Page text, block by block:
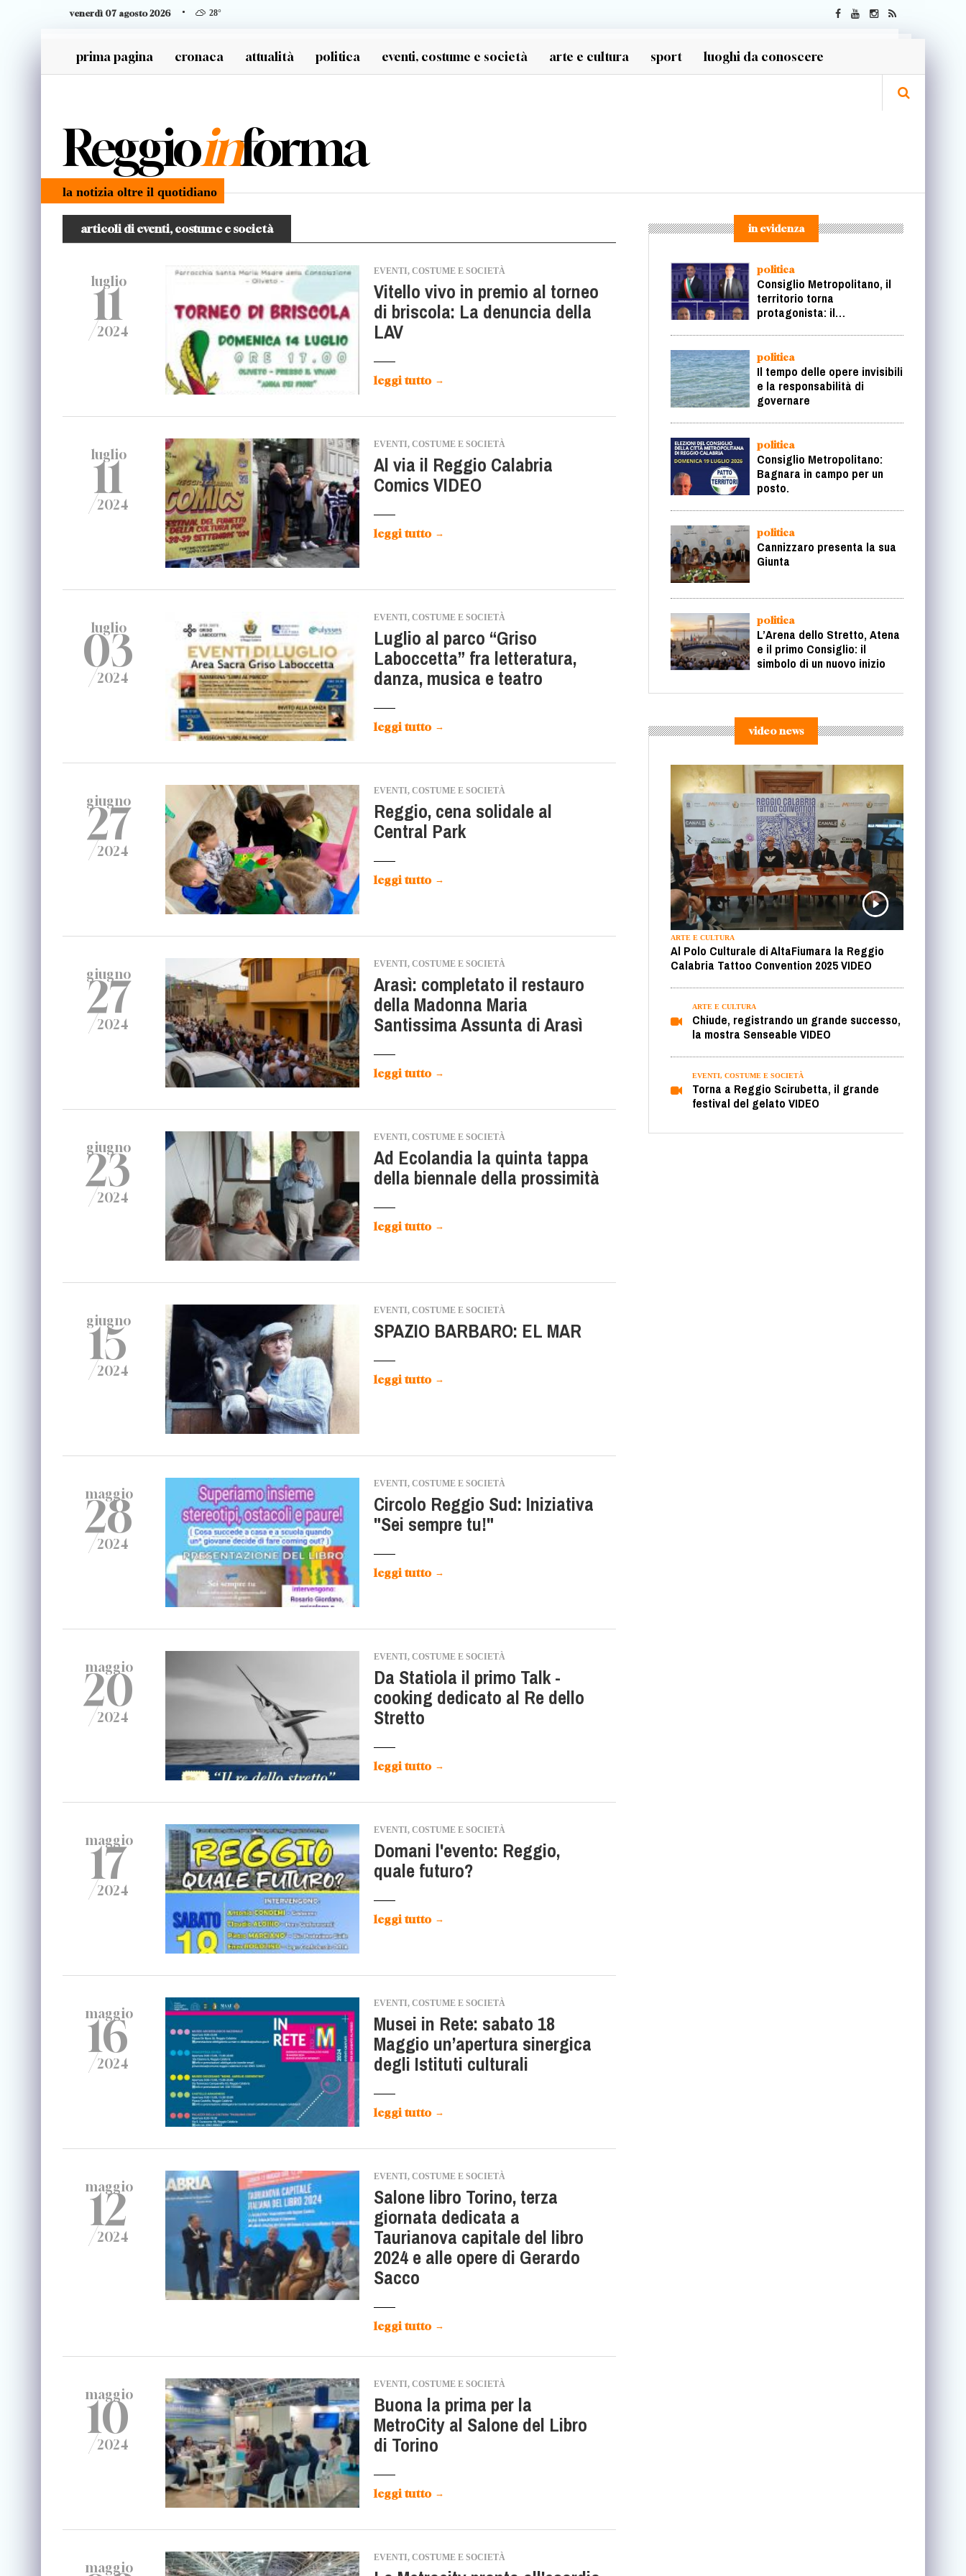
venerdì 07 agosto 2026 28°
prima pagina cronaca attualità politica eventi, costume e società arte e cultura sport luoghi da conoscere
Reggioinforma
la notizia oltre il quotidiano
articoli di eventi, costume e società
luglio
11
/2024
EVENTI, COSTUME E SOCIETÀ
Vitello vivo in premio al torneo
di briscola: La denuncia della
LAV
leggi tutto →
luglio
11
/2024
EVENTI, COSTUME E SOCIETÀ
Al via il Reggio Calabria
Comics VIDEO
leggi tutto →
luglio
03
/2024
EVENTI, COSTUME E SOCIETÀ
Luglio al parco “Griso
Laboccetta” fra letteratura,
danza, musica e teatro
leggi tutto →
giugno
27
/2024
EVENTI, COSTUME E SOCIETÀ
Reggio, cena solidale al
Central Park
leggi tutto →
giugno
27
/2024
EVENTI, COSTUME E SOCIETÀ
Arasì: completato il restauro
della Madonna Maria
Santissima Assunta di Arasì
leggi tutto →
giugno
23
/2024
EVENTI, COSTUME E SOCIETÀ
Ad Ecolandia la quinta tappa
della biennale della prossimità
leggi tutto →
giugno
15
/2024
EVENTI, COSTUME E SOCIETÀ
SPAZIO BARBARO: EL MAR
leggi tutto →
maggio
28
/2024
EVENTI, COSTUME E SOCIETÀ
Circolo Reggio Sud: Iniziativa
"Sei sempre tu!"
leggi tutto →
maggio
20
/2024
EVENTI, COSTUME E SOCIETÀ
Da Statiola il primo Talk -
cooking dedicato al Re dello
Stretto
leggi tutto →
maggio
17
/2024
EVENTI, COSTUME E SOCIETÀ
Domani l'evento: Reggio,
quale futuro?
leggi tutto →
maggio
16
/2024
EVENTI, COSTUME E SOCIETÀ
Musei in Rete: sabato 18
Maggio un’apertura sinergica
degli Istituti culturali
leggi tutto →
maggio
12
/2024
EVENTI, COSTUME E SOCIETÀ
Salone libro Torino, terza
giornata dedicata a
Taurianova capitale del libro
2024 e alle opere di Gerardo
Sacco
leggi tutto →
maggio
10
/2024
EVENTI, COSTUME E SOCIETÀ
Buona la prima per la
MetroCity al Salone del Libro
di Torino
leggi tutto →
maggio
EVENTI, COSTUME E SOCIETÀ
in evidenza
politica
Consiglio Metropolitano, il
territorio torna
protagonista: il
geografia della
rappresentanza
politica
Il tempo delle opere invisibili
e la responsabilità di
governare
politica
Consiglio Metropolitano:
Bagnara in campo per un
posto.
politica
Cannizzaro presenta la sua
Giunta
politica
L’Arena dello Stretto, Atena
e il primo Consiglio: il
simbolo di un nuovo inizio
video news
ARTE E CULTURA
Al Polo Culturale di AltaFiumara la Reggio
Calabria Tattoo Convention 2025 VIDEO
ARTE E CULTURA
Chiude, registrando un grande successo,
la mostra Senseable VIDEO
EVENTI, COSTUME E SOCIETÀ
Torna a Reggio Scirubetta, il grande
festival del gelato VIDEO